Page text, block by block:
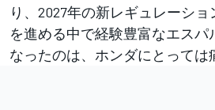
り、2027年の新レギュレーシ
を進める中で経験豊富なエスパ
なったのは、ホンダにとっては